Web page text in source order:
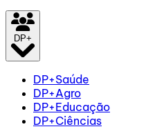
DP+
DP+Saúde
DP+Agro
DP+Educação
DP+Ciências